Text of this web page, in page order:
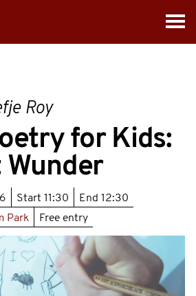
Roy
for Kids:
Start 11:30 End 12:30
Park Free entry